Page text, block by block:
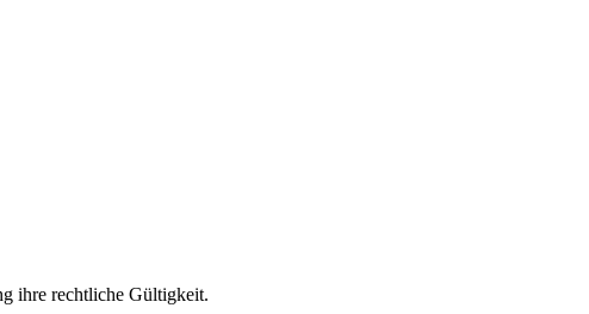
ihre rechtliche Gültigkeit.